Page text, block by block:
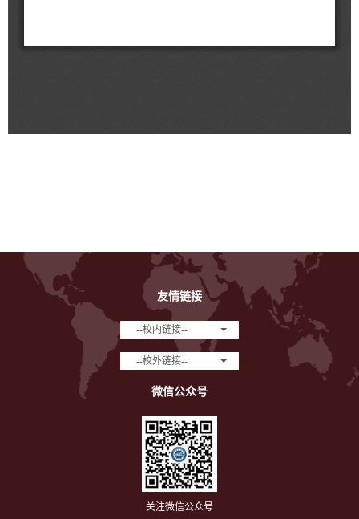
友情链接
--校内链接--
--校外链接--
微信公众号
关注微信公众号